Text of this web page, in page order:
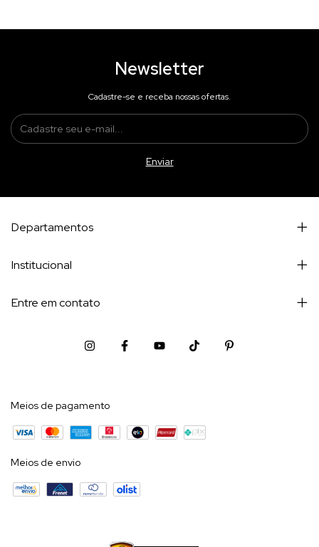
Newsletter
Cadastre-se e receba nossas ofertas.
Departamentos
Institucional
Entre em contato
Meios de pagamento
Meios de envio